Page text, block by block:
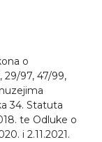
o
29/97, 47/99,
34. Statuta
te Odluke o
i 2.11.2021.